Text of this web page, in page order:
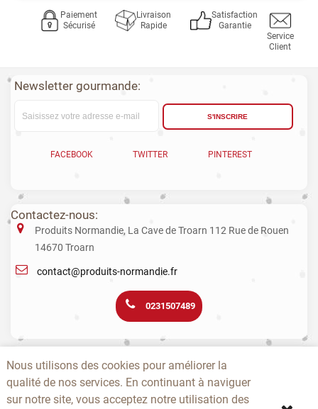
Paiement
Sécurisé
Livraison
Rapide
Satisfaction
Garantie
Service
Client
Newsletter gourmande:
S'INSCRIRE
FACEBOOK TWITTER PINTEREST
Contactez-nous:
Produits Normandie, La Cave de Troarn 112 Rue de Rouen
14670 Troarn
contact@produits-normandie.fr
0231507489
Nous utilisons des cookies pour améliorer la
qualité de nos services. En continuant à naviguer
sur notre site, vous acceptez notre utilisation des
pour la santé. La consommation de boissons alcoolisées pendant la
grossesse, même en faible quantité, peut avoir des conséquences
graves sur la santé de l’enfant.